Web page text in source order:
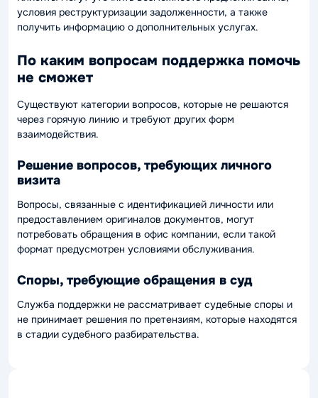
условия реструктуризации задолженности, а также
получить информацию о дополнительных услугах.
По каким вопросам поддержка помочь
не сможет
Существуют категории вопросов, которые не решаются
через горячую линию и требуют других форм
взаимодействия.
Решение вопросов, требующих личного
визита
Вопросы, связанные с идентификацией личности или
предоставлением оригиналов документов, могут
потребовать обращения в офис компании, если такой
формат предусмотрен условиями обслуживания.
Споры, требующие обращения в суд
Служба поддержки не рассматривает судебные споры и
не принимает решения по претензиям, которые находятся
в стадии судебного разбирательства.